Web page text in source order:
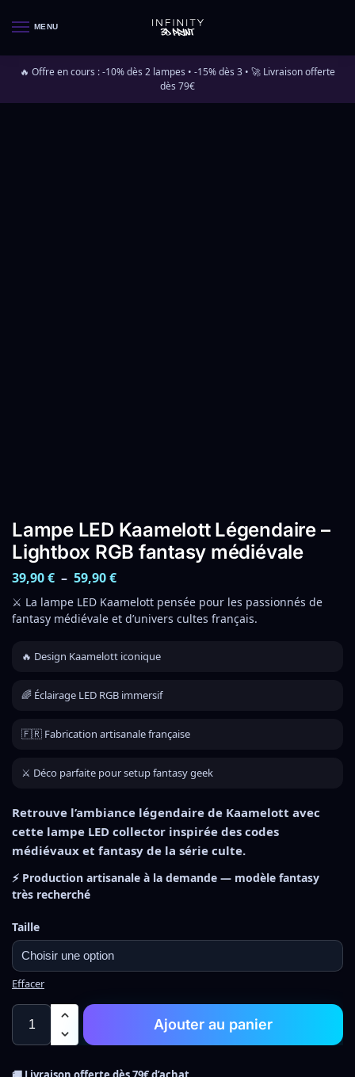
MENU
🔥 Offre en cours : -10% dès 2 lampes • -15% dès 3 • 🚀 Livraison offerte
dès 79€
Lampe LED Kaamelott Légendaire –
Lightbox RGB fantasy médiévale
39,90€ – 59,90€
⚔️ La lampe LED Kaamelott pensée pour les passionnés de
fantasy médiévale et d’univers cultes français.
🔥 Design Kaamelott iconique
🌈 Éclairage LED RGB immersif
🇫🇷 Fabrication artisanale française
⚔️ Déco parfaite pour setup fantasy geek
Retrouve l’ambiance légendaire de Kaamelott avec
cette lampe LED collector inspirée des codes
médiévaux et fantasy de la série culte.
⚡ Production artisanale à la demande — modèle fantasy
très recherché
Taille
Effacer
Ajouter au panier